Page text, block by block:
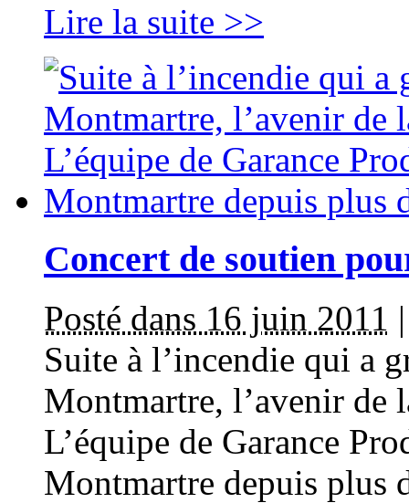
Lire la suite >>
Concert de soutien
Posté dans 16 juin 2011
Suite à l’incendie qui a
Montmartre, l’avenir de
L’équipe de Garance
Montmartre depuis plus